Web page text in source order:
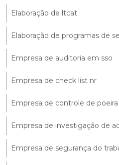
Elaboração de ltcat
Elaboração de programas de
Empresa de auditoria em sso
Empresa de check list nr
Empresa de controle de poeira
Empresa de investigação de
Empresa de segurança do